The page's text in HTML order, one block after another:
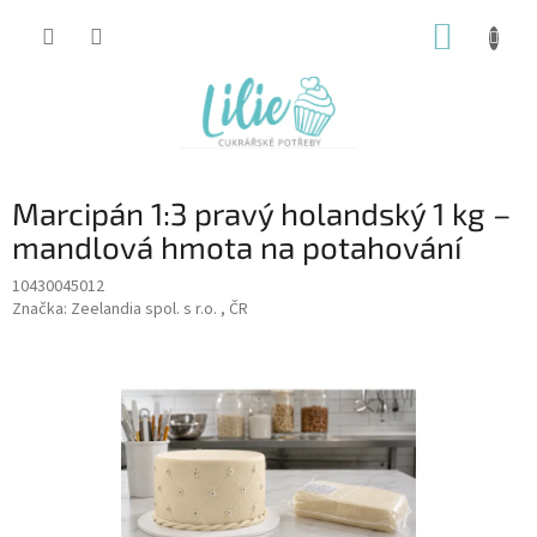
Marcipán 1:3 pravý holandský 1 kg –
mandlová hmota na potahování
10430045012
Značka: Zeelandia spol. s r.o. , ČR